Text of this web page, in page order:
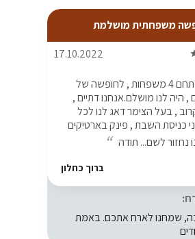
משפחתית מושלמת
17.10.2022
הגענו למתחם 4 משפחות , לחופשה של
, היה לנו מושלם.אנחנו דתיים ,
, בעל הצימר דאג לנו לכל
כניסת השבת , פינק בארטיקים
נחזור לשם... תודה
ברוך כחלון
שמחנו לארח אתכם. באמת